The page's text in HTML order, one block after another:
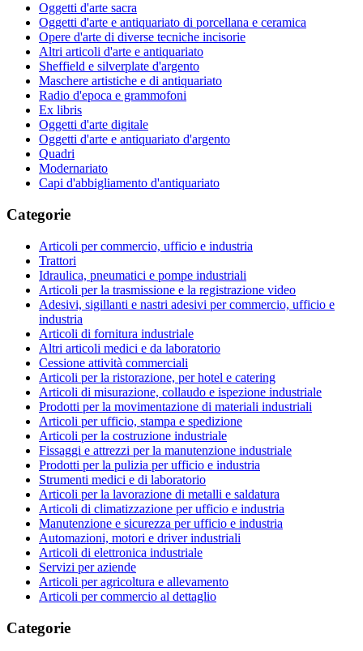
Oggetti d'arte sacra
Oggetti d'arte e antiquariato di porcellana e ceramica
Opere d'arte di diverse tecniche incisorie
Altri articoli d'arte e antiquariato
Sheffield e silverplate d'argento
Maschere artistiche e di antiquariato
Radio d'epoca e grammofoni
Ex libris
Oggetti d'arte digitale
Oggetti d'arte e antiquariato d'argento
Quadri
Modernariato
Capi d'abbigliamento d'antiquariato
Categorie
Articoli per commercio, ufficio e industria
Trattori
Idraulica, pneumatici e pompe industriali
Articoli per la trasmissione e la registrazione video
Adesivi, sigillanti e nastri adesivi per commercio, ufficio e
industria
Articoli di fornitura industriale
Altri articoli medici e da laboratorio
Cessione attività commerciali
Articoli per la ristorazione, per hotel e catering
Articoli di misurazione, collaudo e ispezione industriale
Prodotti per la movimentazione di materiali industriali
Articoli per ufficio, stampa e spedizione
Articoli per la costruzione industriale
Fissaggi e attrezzi per la manutenzione industriale
Prodotti per la pulizia per ufficio e industria
Strumenti medici e di laboratorio
Articoli per la lavorazione di metalli e saldatura
Articoli di climatizzazione per ufficio e industria
Manutenzione e sicurezza per ufficio e industria
Automazioni, motori e driver industriali
Articoli di elettronica industriale
Servizi per aziende
Articoli per agricoltura e allevamento
Articoli per commercio al dettaglio
Categorie